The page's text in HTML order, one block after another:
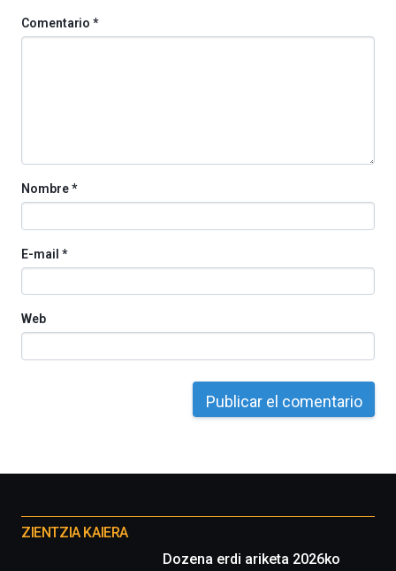
Comentario*
Nombre*
E-mail *
Web
proyectos
ZIENTZIA KAIERA
Dozena erdi ariketa 2026ko